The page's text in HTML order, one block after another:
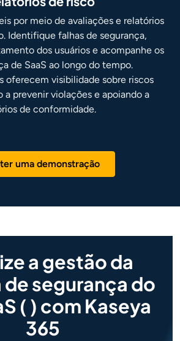
por meio de avaliações e relatórios
Identifique falhas de segurança,
dos usuários e acompanhe os
de SaaS ao longo do tempo.
oferecem visibilidade sobre riscos
a prevenir violações e apoiando a
de conformidade.
uma demonstração
a gestão da
segurança do
() com Kaseya
365